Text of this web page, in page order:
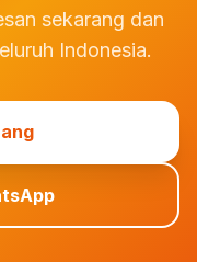
sekarang dan
Indonesia.